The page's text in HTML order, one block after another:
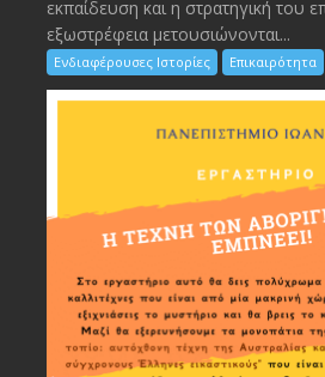
εκπαίδευση και η στρατηγική του
εξωστρέφεια μετουσιώνονται...
Ενδιαφέρουσες Ιστορίες Επικαιρότητα